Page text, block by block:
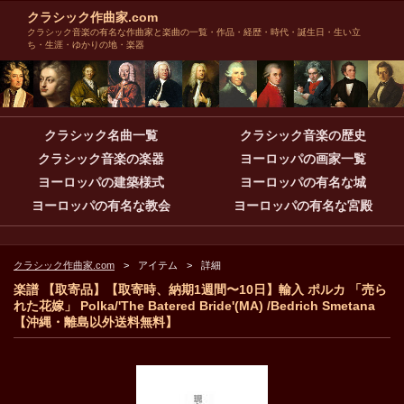
クラシック作曲家.com
クラシック音楽の有名な作曲家と楽曲の一覧・作品・経歴・時代・誕生日・生い立
ち・生涯・ゆかりの地・楽器
クラシック名曲一覧
クラシック音楽の歴史
クラシック音楽の楽器
ヨーロッパの画家一覧
ヨーロッパの建築様式
ヨーロッパの有名な城
ヨーロッパの有名な教会
ヨーロッパの有名な宮殿
クラシック作曲家.com アイテム 詳細
楽譜 【取寄品】【取寄時、納期1週間〜10日】輸入 ポルカ 「売ら
れた花嫁」 Polka/'The Batered Bride'(MA) /Bedrich Smetana
【沖縄・離島以外送料無料】